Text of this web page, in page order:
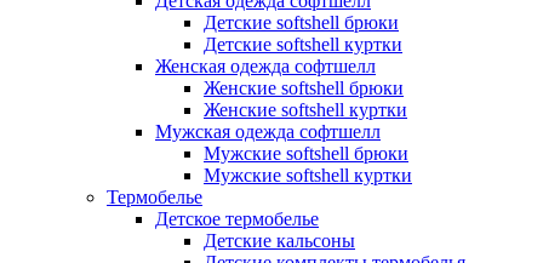
Детские softshell брюки
Детские softshell куртки
Женская одежда софтшелл
Женские softshell брюки
Женские softshell куртки
Мужская одежда софтшелл
Мужские softshell брюки
Мужские softshell куртки
Термобелье
Детское термобелье
Детские кальсоны